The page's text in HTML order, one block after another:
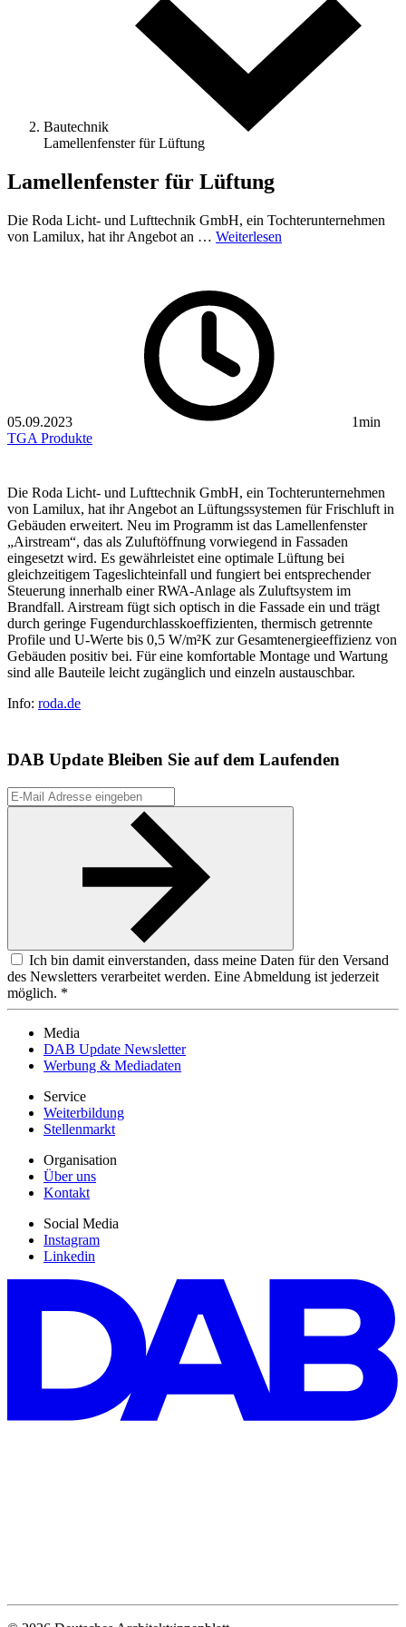
Bautechnik
Lamellenfenster für Lüftung
Lamellenfenster für Lüftung
Die Roda Licht- und Lufttechnik GmbH, ein Tochterunternehmen
von Lamilux, hat ihr Angebot an … Weiterlesen
05.09.2023
1min
TGA Produkte
Die Roda Licht- und Lufttechnik GmbH, ein Tochterunternehmen
von Lamilux, hat ihr Angebot an Lüftungssystemen für Frischluft in
Gebäuden erweitert. Neu im Programm ist das Lamellenfenster
„Airstream“, das als Zuluftöffnung vorwiegend in Fassaden
eingesetzt wird. Es gewährleistet eine optimale Lüftung bei
gleichzeitigem Tageslichteinfall und fungiert bei entsprechender
Steuerung innerhalb einer RWA-Anlage als Zuluftsystem im
Brandfall. Airstream fügt sich optisch in die Fassade ein und trägt
durch geringe Fugendurchlasskoeffizienten, thermisch getrennte
Profile und U-Werte bis 0,5 W/m²K zur Gesamtenergieeffizienz von
Gebäuden positiv bei. Für eine komfortable Montage und Wartung
sind alle Bauteile leicht zugänglich und einzeln austauschbar.
Info: roda.de
DAB Update Bleiben Sie auf dem Laufenden
Ich bin damit einverstanden, dass meine Daten für den Versand
des Newsletters verarbeitet werden. Eine Abmeldung ist jederzeit
möglich. *
Media
DAB Update Newsletter
Werbung & Mediadaten
Service
Weiterbildung
Stellenmarkt
Organisation
Über uns
Kontakt
Social Media
Instagram
Linkedin